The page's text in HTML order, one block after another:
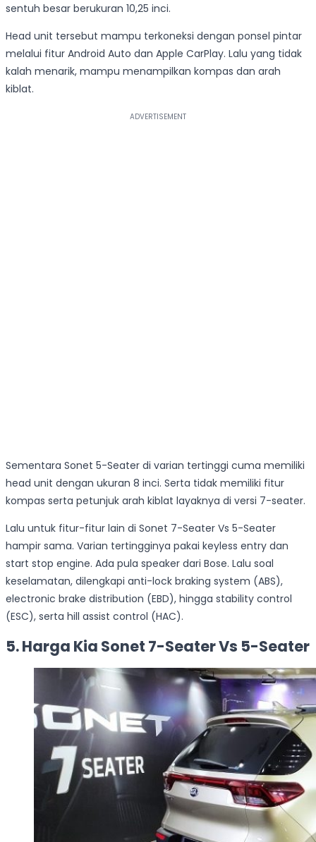
sentuh besar berukuran 10,25 inci.
Head unit tersebut mampu terkoneksi dengan ponsel pintar
melalui fitur Android Auto dan Apple CarPlay. Lalu yang tidak
kalah menarik, mampu menampilkan kompas dan arah
kiblat.
Sementara Sonet 5-Seater di varian tertinggi cuma memiliki
head unit dengan ukuran 8 inci. Serta tidak memiliki fitur
kompas serta petunjuk arah kiblat layaknya di versi 7-seater.
Lalu untuk fitur-fitur lain di Sonet 7-Seater Vs 5-Seater
hampir sama. Varian tertingginya pakai keyless entry dan
start stop engine. Ada pula speaker dari Bose. Lalu soal
keselamatan, dilengkapi anti-lock braking system (ABS),
electronic brake distribution (EBD), hingga stability control
(ESC), serta hill assist control (HAC).
5. Harga Kia Sonet 7-Seater Vs 5-Seater